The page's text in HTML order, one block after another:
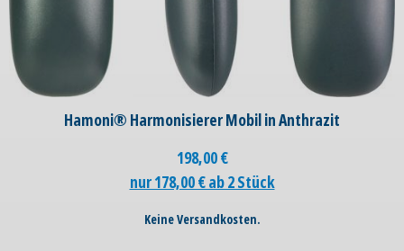
Hamoni® Harmonisierer Mobil in Anthrazit
198,00€
nur 178,00 € ab 2 Stück
Keine Versandkosten.